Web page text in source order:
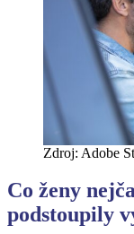
Zdroj: Adobe
Co ženy
podstoupily